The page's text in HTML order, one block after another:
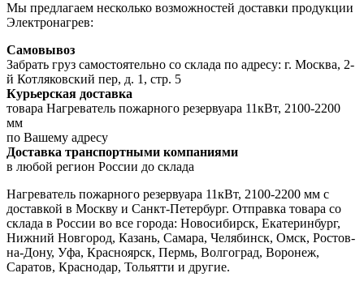
Мы предлагаем несколько возможностей доставки продукции
Электронагрев:
Самовывоз
Забрать груз самостоятельно со склада по адресу: г. Москва, 2-
й Котляковский пер, д. 1, стр. 5
Курьерская доставка
товара Нагреватель пожарного резервуара 11кВт, 2100-2200
мм
по Вашему адресу
Доставка транспортными компаниями
в любой регион России до склада
Нагреватель пожарного резервуара 11кВт, 2100-2200 мм с
доставкой в Москву и Санкт-Петербург. Отправка товара со
склада в России во все города: Новосибирск, Екатеринбург,
Нижний Новгород, Казань, Самара, Челябинск, Омск, Ростов-
на-Дону, Уфа, Красноярск, Пермь, Волгоград, Воронеж,
Саратов, Краснодар, Тольятти и другие.